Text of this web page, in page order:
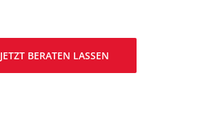
JETZT BERATEN LASSEN